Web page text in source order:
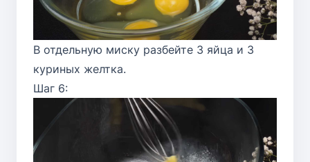
В отдельную миску разбейте 3 яйца и 3
куриных желтка.
Шаг 6: